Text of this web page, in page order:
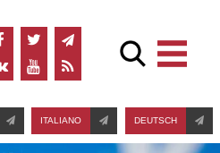
ITALIANO DEUTSCH